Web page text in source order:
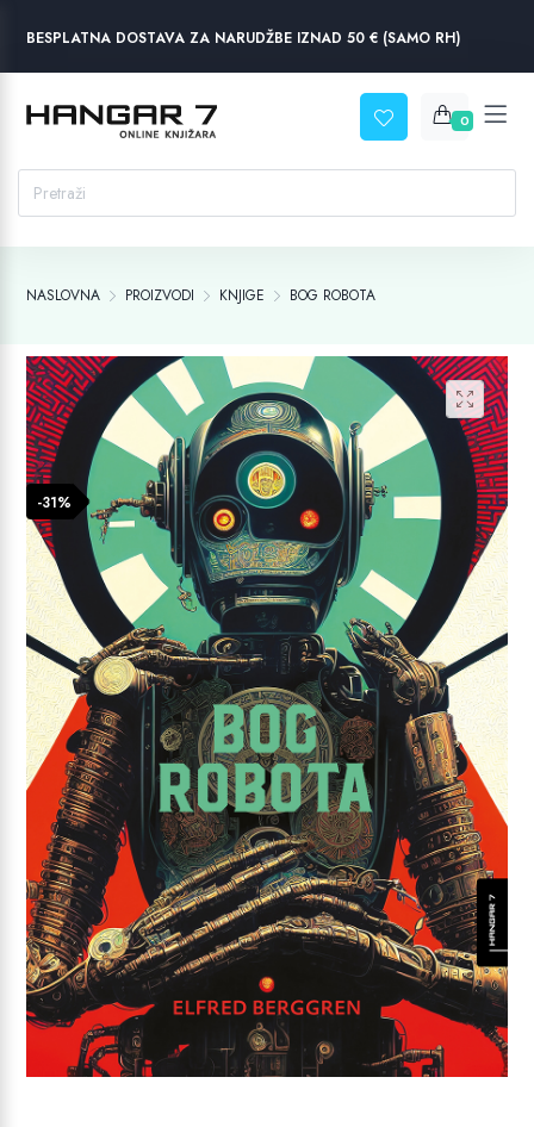
BESPLATNA DOSTAVA ZA NARUDŽBE IZNAD 50 € (SAMO RH)
0
NASLOVNA PROIZVODI KNJIGE BOG ROBOTA
-31%